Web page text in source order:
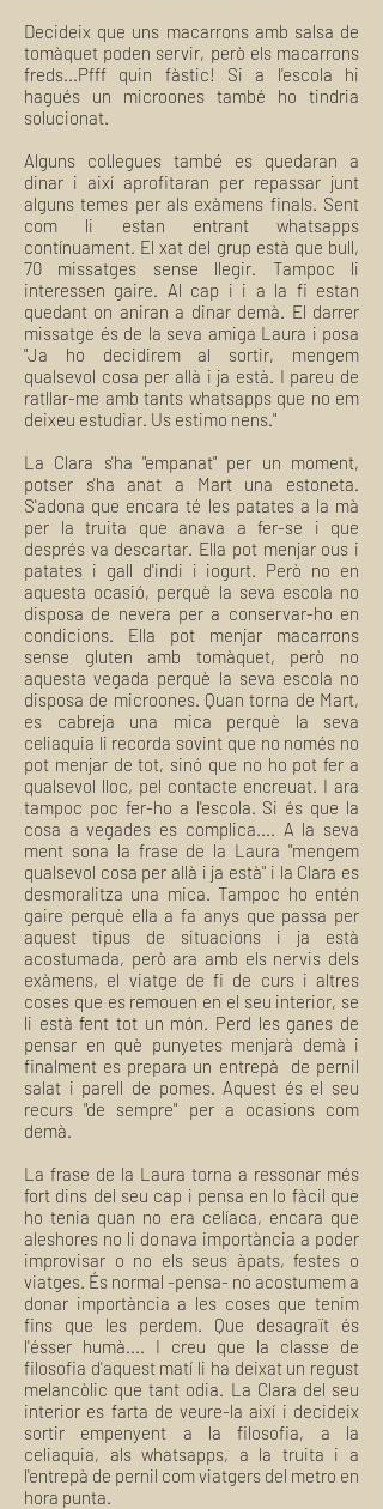
Decideix que uns macarrons amb salsa de
tomàquet poden servir, però els macarrons
freds...Pfff quin fàstic! Si a l'escola hi
hagués un microones també ho tindria
solucionat.
Alguns col·legues també es quedaran a
dinar i així aprofitaran per repassar junt
alguns temes per als exàmens finals. Sent
com li estan entrant whatsapps
contínuament. El xat del grup està que bull,
70 missatges sense llegir. Tampoc li
interessen gaire. Al cap i i a la fi estan
quedant on aniran a dinar demà. El darrer
missatge és de la seva amiga Laura i posa
"Ja ho decidirem al sortir, mengem
qualsevol cosa per allà i ja està. I pareu de
ratllar-me amb tants whatsapps que no em
deixeu estudiar. Us estimo nens."
La Clara s'ha "empanat" per un moment,
potser s'ha anat a Mart una estoneta.
S'adona que encara té les patates a la mà
per la truita que anava a fer-se i que
després va descartar. Ella pot menjar ous i
patates i gall d'indi i iogurt. Però no en
aquesta ocasió, perquè la seva escola no
disposa de nevera per a conservar-ho en
condicions. Ella pot menjar macarrons
sense gluten amb tomàquet, però no
aquesta vegada perquè la seva escola no
disposa de microones. Quan torna de Mart,
es cabreja una mica perquè la seva
celiaquia li recorda sovint que no només no
pot menjar de tot, sinó que no ho pot fer a
qualsevol lloc, pel contacte encreuat. I ara
tampoc poc fer-ho a l'escola. Si és que la
cosa a vegades es complica.... A la seva
ment sona la frase de la Laura "mengem
qualsevol cosa per allà i ja està" i la Clara es
desmoralitza una mica. Tampoc ho entén
gaire perquè ella a fa anys que passa per
aquest tipus de situacions i ja està
acostumada, però ara amb els nervis dels
exàmens, el viatge de fi de curs i altres
coses que es remouen en el seu interior, se
li està fent tot un món. Perd les ganes de
pensar en què punyetes menjarà demà i
finalment es prepara un entrepà de pernil
salat i parell de pomes. Aquest és el seu
recurs "de sempre" per a ocasions com
demà.
La frase de la Laura torna a ressonar més
fort dins del seu cap i pensa en lo fàcil que
ho tenia quan no era celíaca, encara que
aleshores no li donava importància a poder
improvisar o no els seus àpats, festes o
viatges. És normal -pensa- no acostumem a
donar importància a les coses que tenim
fins que les perdem. Que desagraït és
l'ésser humà.... I creu que la classe de
filosofia d'aquest matí li ha deixat un regust
melancòlic que tant odia. La Clara del seu
interior es farta de veure-la així i decideix
sortir empenyent a la filosofia, a la
celiaquia, als whatsapps, a la truita i a
l'entrepà de pernil com viatgers del metro en
hora punta.